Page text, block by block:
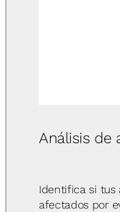
Análisis de
Identifica si tus
afectados por